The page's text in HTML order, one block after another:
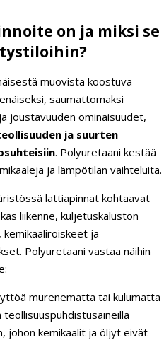
on ja miksi se
muovista koostuva
saumattomaksi
joustavuuden ominaisuudet,
ja suurten
. Polyuretaani kestää
ja lämpötilan vaihteluita.
lattiapinnat kohtaavat
liikenne, kuljetuskaluston
kemikaaliroiskeet ja
Polyuretaani vastaa näihin
murenematta tai kulumatta
johon kemikaalit ja öljyt eivät